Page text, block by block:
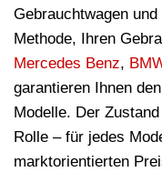
Gebrauchtwagen
Methode, Ihren
Mercedes Benz,
garantieren Ihnen
Modelle. Der
Rolle – für jedes
marktorientierten